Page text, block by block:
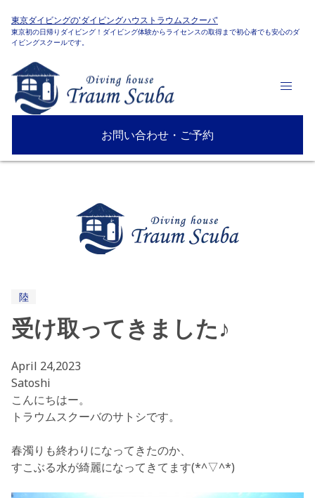
東京ダイビングの'ダイビングハウストラウムスクーバ'
東京初の日帰りダイビング！ダイビング体験からライセンスの取得まで初心者でも安心のダ
イビングスクールです。
お問い合わせ・ご予約
陸
受け取ってきました♪
April 24,2023
Satoshi
こんにちはー。
トラウムスクーバのサトシです。
春濁りも終わりになってきたのか、
すこぶる水が綺麗になってきてます(*^▽^*)